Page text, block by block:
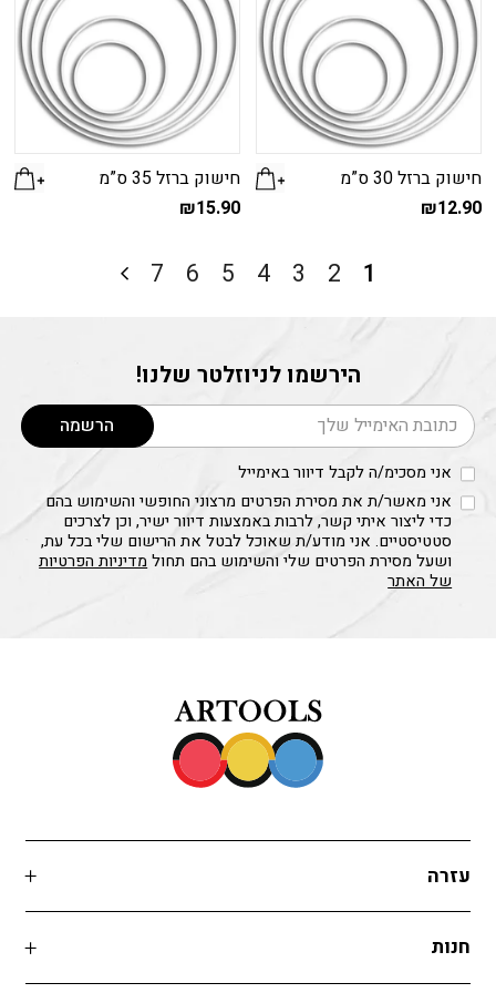
חישוק ברזל 30 ס”מ
₪12.90
חישוק ברזל 35 ס”מ
₪15.90
1
2
3
4
5
6
7
הירשמו לניוזלטר שלנו!
דוא׳׳ל הרשמה
אני מסכימ/ה לקבל דיוור באימייל
אני מאשר/ת את מסירת הפרטים מרצוני החופשי והשימוש בהם
כדי ליצור איתי קשר, לרבות באמצעות דיוור ישיר, וכן לצרכים
סטטיסטיים. אני מודע/ת שאוכל לבטל את הרישום שלי בכל עת,
ושעל מסירת הפרטים שלי והשימוש בהם תחולמדיניות הפרטיות
של האתר
עזרה
חנות